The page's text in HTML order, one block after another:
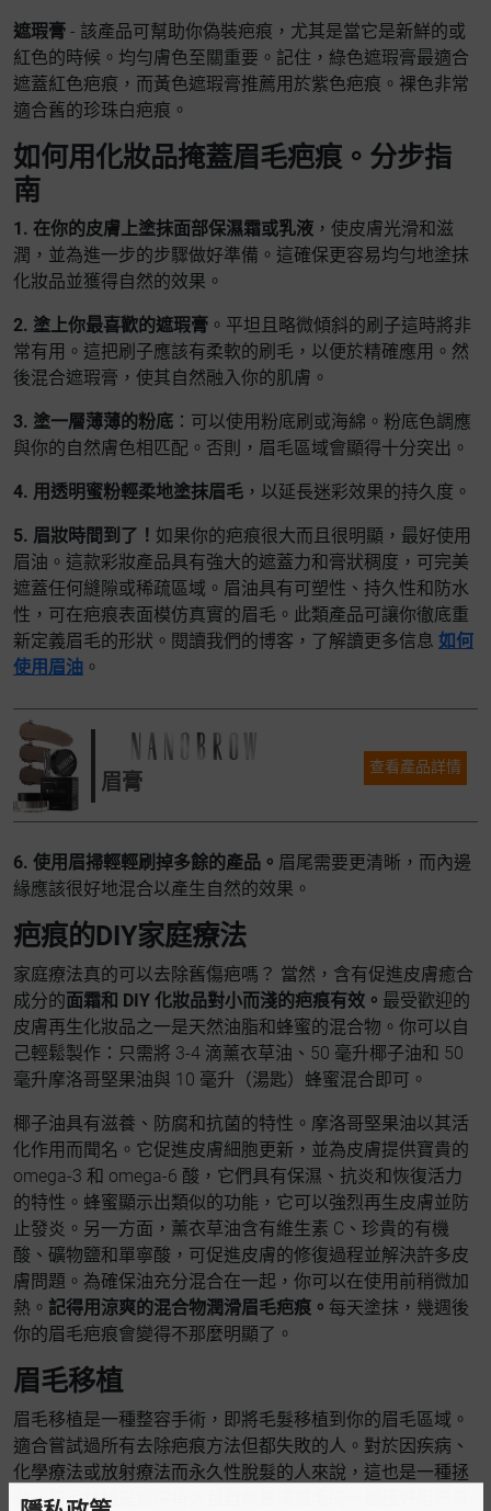
遮瑕膏 - 該產品可幫助你偽裝疤痕，尤其是當它是新鮮的或
紅色的時候。均勻膚色至關重要。記住，綠色遮瑕膏最適合
遮蓋紅色疤痕，而黃色遮瑕膏推薦用於紫色疤痕。裸色非常
適合舊的珍珠白疤痕。
如何用化妝品掩蓋眉毛疤痕。分步指
南
1. 在你的皮膚上塗抹面部保濕霜或乳液 ，使皮膚光滑和滋
潤，並為進一步的步驟做好準備。這確保更容易均勻地塗抹
化妝品並獲得自然的效果。
2. 塗上你最喜歡的遮瑕膏 。平坦且略微傾斜的刷子這時將非
常有用。這把刷子應該有柔軟的刷毛，以便於精確應用。然
後混合遮瑕膏，使其自然融入你的肌膚。
3. 塗一層薄薄的粉底 ：可以使用粉底刷或海綿。粉底色調應
與你的自然膚色相匹配。否則，眉毛區域會顯得十分突出。
4. 用透明蜜粉輕柔地塗抹眉毛 ，以延長迷彩效果的持久度。
5. 眉妝時間到了！ 如果你的疤痕很大而且很明顯，最好使用
眉油。這款彩妝產品具有強大的遮蓋力和膏狀稠度，可完美
遮蓋任何縫隙或稀疏區域。眉油具有可塑性、持久性和防水
性，可在疤痕表面模仿真實的眉毛。此類產品可讓你徹底重
新定義眉毛的形狀。閱讀我們的博客，了解讀更多信息 如何
使用眉油 。
眉膏
查看產品詳情
6. 使用眉掃輕輕刷掉多餘的產品。 眉尾需要更清晰，而內邊
緣應該很好地混合以產生自然的效果。
疤痕的DIY家庭療法
家庭療法真的可以去除舊傷疤嗎？ 當然，含有促進皮膚癒合
成分的面霜和 DIY 化妝品對小而淺的疤痕有效。 最受歡迎的
皮膚再生化妝品之一是天然油脂和蜂蜜的混合物。你可以自
己輕鬆製作：只需將 3-4 滴薰衣草油、50 毫升椰子油和 50
毫升摩洛哥堅果油與 10 毫升（湯匙）蜂蜜混合即可。
椰子油具有滋養、防腐和抗菌的特性。摩洛哥堅果油以其活
化作用而聞名。它促進皮膚細胞更新，並為皮膚提供寶貴的
omega-3 和 omega-6 酸，它們具有保濕、抗炎和恢復活力
的特性。蜂蜜顯示出類似的功能，它可以強烈再生皮膚並防
止發炎。另一方面，薰衣草油含有維生素 C、珍貴的有機
酸、礦物鹽和單寧酸，可促進皮膚的修復過程並解決許多皮
膚問題。為確保油充分混合在一起，你可以在使用前稍微加
熱。 記得用涼爽的混合物潤滑眉毛疤痕。 每天塗抹，幾週後
你的眉毛疤痕會變得不那麼明顯了。
眉毛移植
眉毛移植是一種整容手術，即將毛髮移植到你的眉毛區域。
適合嘗試過所有去除疤痕方法但都失敗的人。對於因疾病、
化學療法或放射療法而永久性脫髮的人來說，這也是一種拯
救。眉毛移植是獲得持久且自然豐滿眉毛的一種極好但昂貴